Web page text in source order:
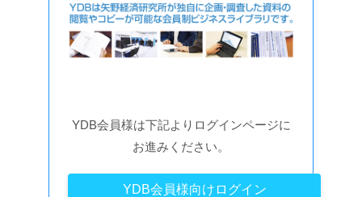
YDB会員様は下記よりログインページに
お進みください。
YDB会員様向けログイン